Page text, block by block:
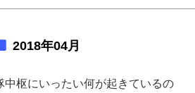
2018年04月
中枢にいったい何が起きているの